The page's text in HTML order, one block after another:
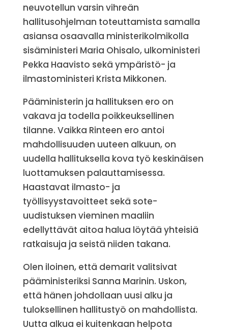
neuvotellun varsin vihreän
hallitusohjelman toteuttamista samalla
asiansa osaavalla ministerikolmikolla
sisäministeri Maria Ohisalo, ulkoministeri
Pekka Haavisto sekä ympäristö- ja
ilmastoministeri Krista Mikkonen.
Pääministerin ja hallituksen ero on
vakava ja todella poikkeuksellinen
tilanne. Vaikka Rinteen ero antoi
mahdollisuuden uuteen alkuun, on
uudella hallituksella kova työ keskinäisen
luottamuksen palauttamisessa.
Haastavat ilmasto- ja
työllisyystavoitteet sekä sote-
uudistuksen vieminen maaliin
edellyttävät aitoa halua löytää yhteisiä
ratkaisuja ja seistä niiden takana.
Olen iloinen, että demarit valitsivat
pääministeriksi Sanna Marinin. Uskon,
että hänen johdollaan uusi alku ja
tuloksellinen hallitustyö on mahdollista.
Uutta alkua ei kuitenkaan helpota